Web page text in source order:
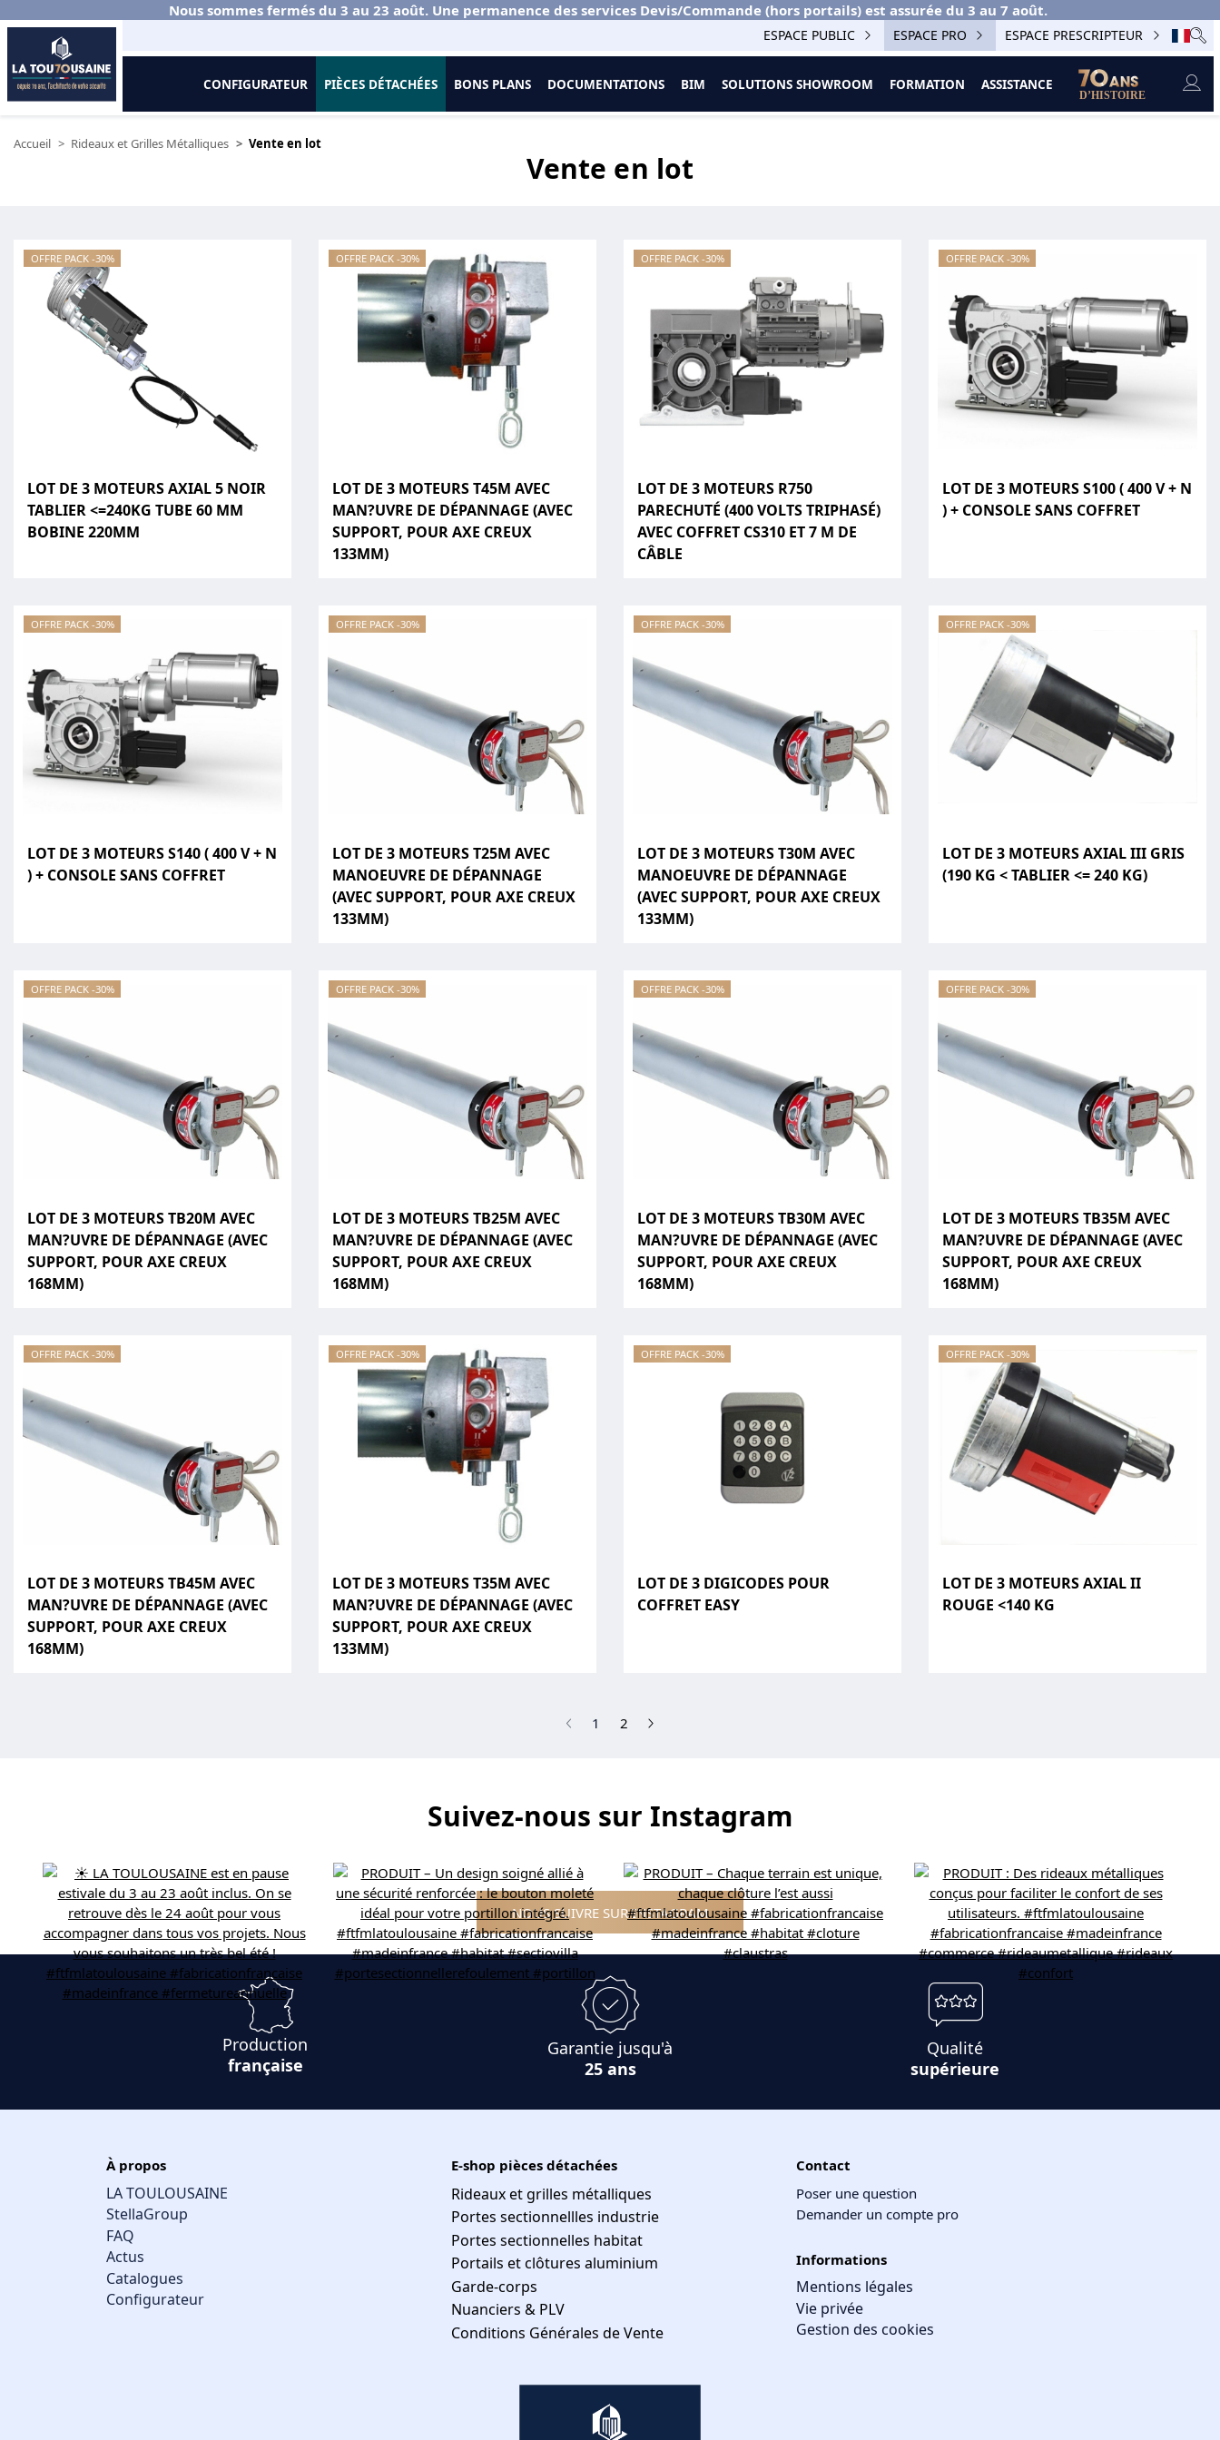
Nous sommes fermés du 3 au 23 août. Une permanence des services Devis/Commande (hors portails) est assurée du 3 au 7 août.
ESPACE PUBLIC ESPACE PRO ESPACE PRESCRIPTEUR
CONFIGURATEUR PIÈCES DÉTACHÉES BONS PLANS DOCUMENTATIONS BIM SOLUTIONS SHOWROOM FORMATION ASSISTANCE
Accueil Rideaux et Grilles Métalliques Vente en lot
Vente en lot
OFFRE PACK -30%
LOT DE 3 MOTEURS AXIAL 5 NOIR
TABLIER <=240KG TUBE 60 MM
BOBINE 220MM
OFFRE PACK -30%
LOT DE 3 MOTEURS T45M AVEC
MAN?UVRE DE DÉPANNAGE (AVEC
SUPPORT, POUR AXE CREUX
133MM)
OFFRE PACK -30%
LOT DE 3 MOTEURS R750
PARECHUTÉ (400 VOLTS TRIPHASÉ)
AVEC COFFRET CS310 ET 7 M DE
CÂBLE
OFFRE PACK -30%
LOT DE 3 MOTEURS S100 ( 400 V + N
) + CONSOLE SANS COFFRET
OFFRE PACK -30%
LOT DE 3 MOTEURS S140 ( 400 V + N
) + CONSOLE SANS COFFRET
OFFRE PACK -30%
LOT DE 3 MOTEURS T25M AVEC
MANOEUVRE DE DÉPANNAGE
(AVEC SUPPORT, POUR AXE CREUX
133MM)
OFFRE PACK -30%
LOT DE 3 MOTEURS T30M AVEC
MANOEUVRE DE DÉPANNAGE
(AVEC SUPPORT, POUR AXE CREUX
133MM)
OFFRE PACK -30%
LOT DE 3 MOTEURS AXIAL III GRIS
(190 KG < TABLIER <= 240 KG)
OFFRE PACK -30%
LOT DE 3 MOTEURS TB20M AVEC
MAN?UVRE DE DÉPANNAGE (AVEC
SUPPORT, POUR AXE CREUX
168MM)
OFFRE PACK -30%
LOT DE 3 MOTEURS TB25M AVEC
MAN?UVRE DE DÉPANNAGE (AVEC
SUPPORT, POUR AXE CREUX
168MM)
OFFRE PACK -30%
LOT DE 3 MOTEURS TB30M AVEC
MAN?UVRE DE DÉPANNAGE (AVEC
SUPPORT, POUR AXE CREUX
168MM)
OFFRE PACK -30%
LOT DE 3 MOTEURS TB35M AVEC
MAN?UVRE DE DÉPANNAGE (AVEC
SUPPORT, POUR AXE CREUX
168MM)
OFFRE PACK -30%
LOT DE 3 MOTEURS TB45M AVEC
MAN?UVRE DE DÉPANNAGE (AVEC
SUPPORT, POUR AXE CREUX
168MM)
OFFRE PACK -30%
LOT DE 3 MOTEURS T35M AVEC
MAN?UVRE DE DÉPANNAGE (AVEC
SUPPORT, POUR AXE CREUX
133MM)
OFFRE PACK -30%
LOT DE 3 DIGICODES POUR
COFFRET EASY
OFFRE PACK -30%
LOT DE 3 MOTEURS AXIAL II
ROUGE <140 KG
1 (current)
2
Suivez-nous sur Instagram
NOUS SUIVRE SUR INSTAGRAM
Production
française
Garantie jusqu'à
25 ans
Qualité
supérieure
À propos
LA TOULOUSAINE
StellaGroup
FAQ
Actus
Catalogues
Configurateur
E-shop pièces détachées
Rideaux et grilles métalliques
Portes sectionnellles industrie
Portes sectionnelles habitat
Portails et clôtures aluminium
Garde-corps
Nuanciers & PLV
Conditions Générales de Vente
Contact
Poser une question
Demander un compte pro
Informations
Mentions légales
Vie privée
Gestion des cookies